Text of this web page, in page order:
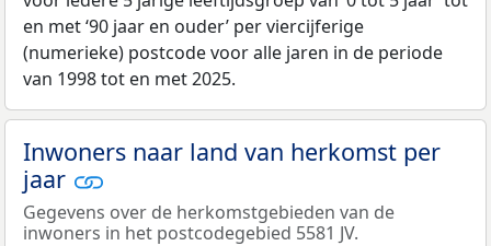
en met ‘90 jaar en ouder’ per viercijferige
(numerieke) postcode voor alle jaren in de periode
van 1998 tot en met 2025.
Inwoners naar land van herkomst per
jaar
Gegevens over de herkomstgebieden van de
inwoners in het postcodegebied 5581 JV.